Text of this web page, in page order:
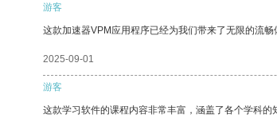
游客
这款加速器VPM应用程序已经为我们带来了无限的流畅
2025-09-01
游客
这款学习软件的课程内容非常丰富，涵盖了各个学科的